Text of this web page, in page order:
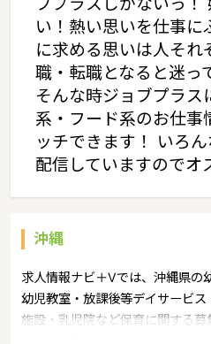
い！熱い思いを仕事
に求める思いは人それ
職・転職となると迷っ
そんな時ジョブプラス
系・フード系のお仕事
ッチできます！ いろ
配信していますのでオ
沖縄
求人情報ナビ＋Vでは、沖縄県の
幼児教室・放課後等デイサービ
施設・乳児院など保育に関する